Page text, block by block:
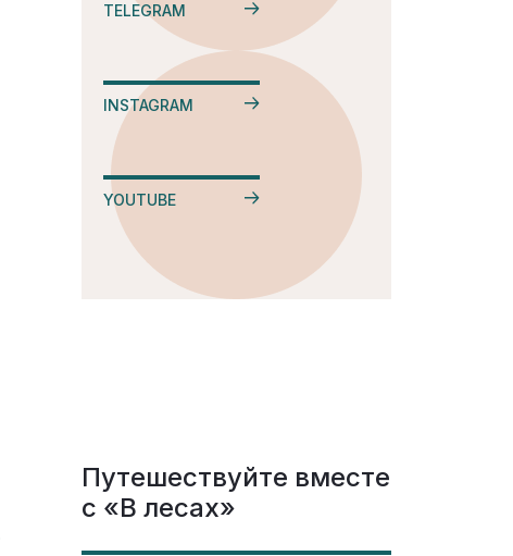
TELEGRAM
INSTAGRAM
YOUTUBE
Путешествуйте вместе
с «В лесах»